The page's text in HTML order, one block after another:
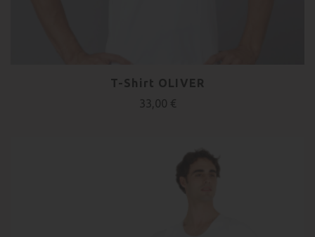
T-Shirt OLIVER
33,00 €